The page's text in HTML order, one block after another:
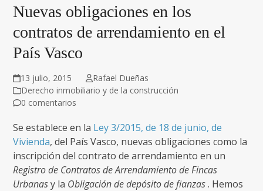
Nuevas obligaciones en los
contratos de arrendamiento en el
País Vasco
13 julio, 2015
Rafael Dueñas
Derecho inmobiliario y de la construcción
0 comentarios
Se establece en la Ley 3/2015, de 18 de junio, de
Vivienda, del País Vasco, nuevas obligaciones como la
inscripción del contrato de arrendamiento en un
Registro de Contratos de Arrendamiento de Fincas
Urbanasy la Obligación de depósito de fianzas. Hemos